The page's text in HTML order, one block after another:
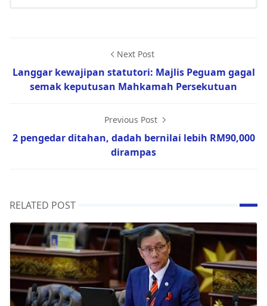
Next Post
Langgar kewajipan statutori: Majlis Peguam gagal
semak keputusan Mahkamah Persekutuan
Previous Post
2 pengedar ditahan, dadah bernilai lebih RM90,000
dirampas
RELATED POST